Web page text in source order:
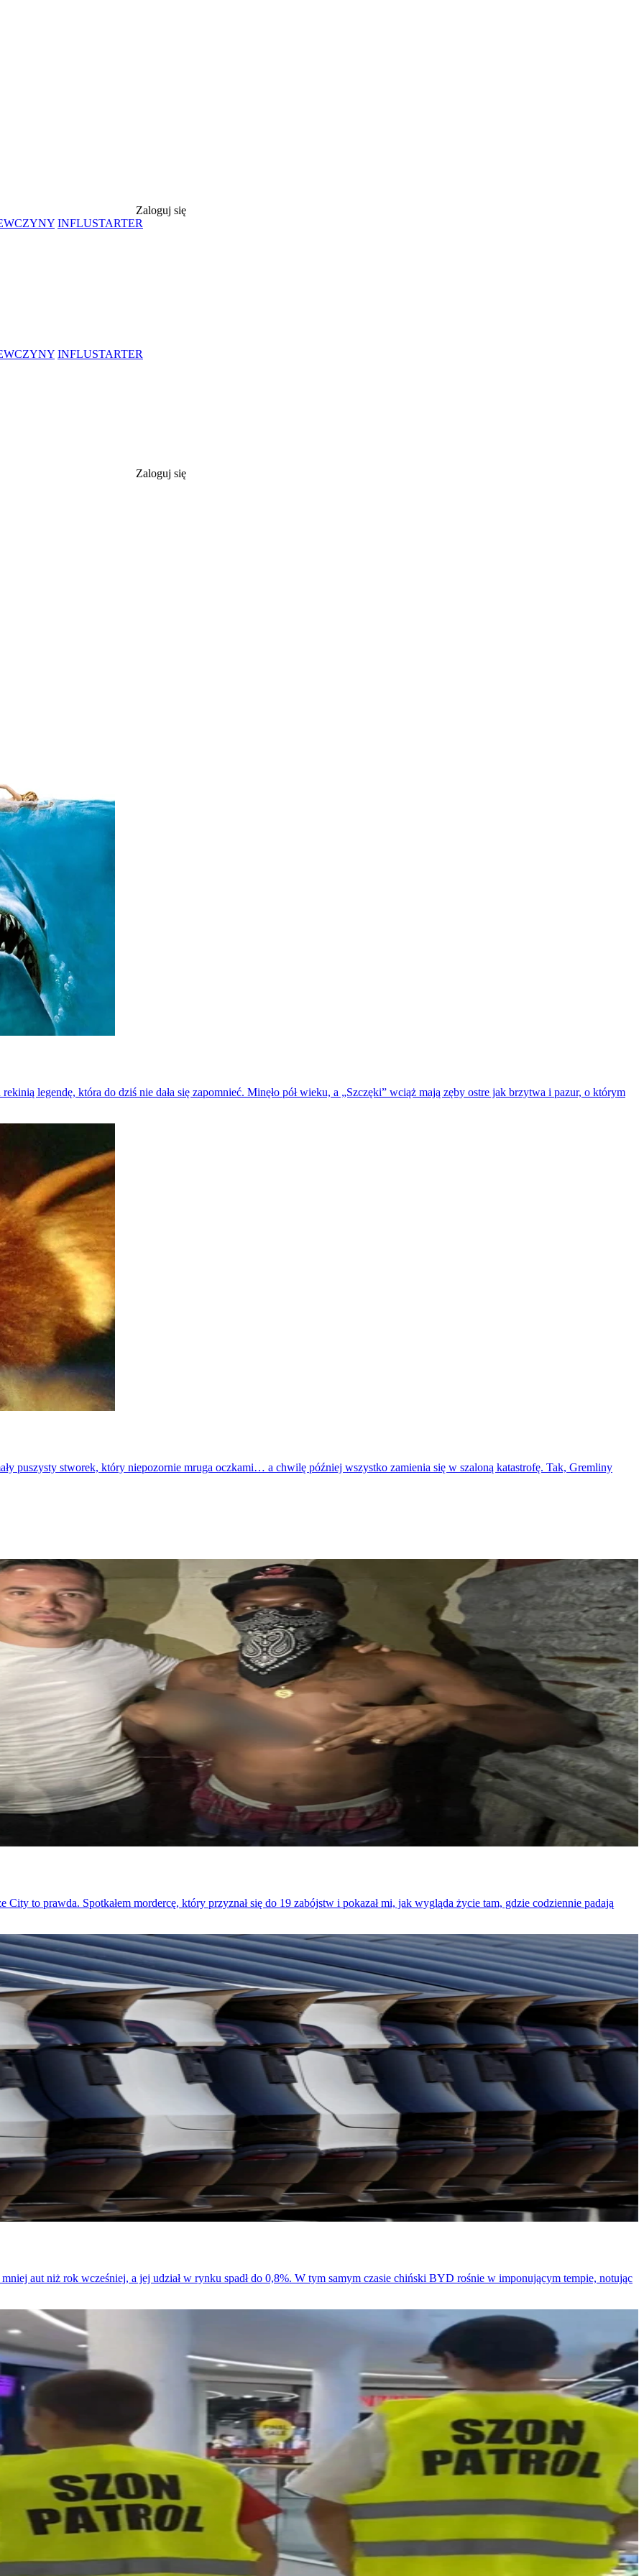
Zaloguj się
INFLUSTARTER
INFLUSTARTER
Zaloguj się
legendę, która do dziś nie dała się zapomnieć. Minęło pół wieku, a „Szczęki” wciąż mają zęby ostre jak brzytwa i pazur, o którym
puszysty stworek, który niepozornie mruga oczkami… a chwilę później wszystko zamienia się w szaloną katastrofę. Tak, Gremliny
to prawda. Spotkałem mordercę, który przyznał się do 19 zabójstw i pokazał mi, jak wygląda życie tam, gdzie codziennie padają
aut niż rok wcześniej, a jej udział w rynku spadł do 0,8%. W tym samym czasie chiński BYD rośnie w imponującym tempie, notując